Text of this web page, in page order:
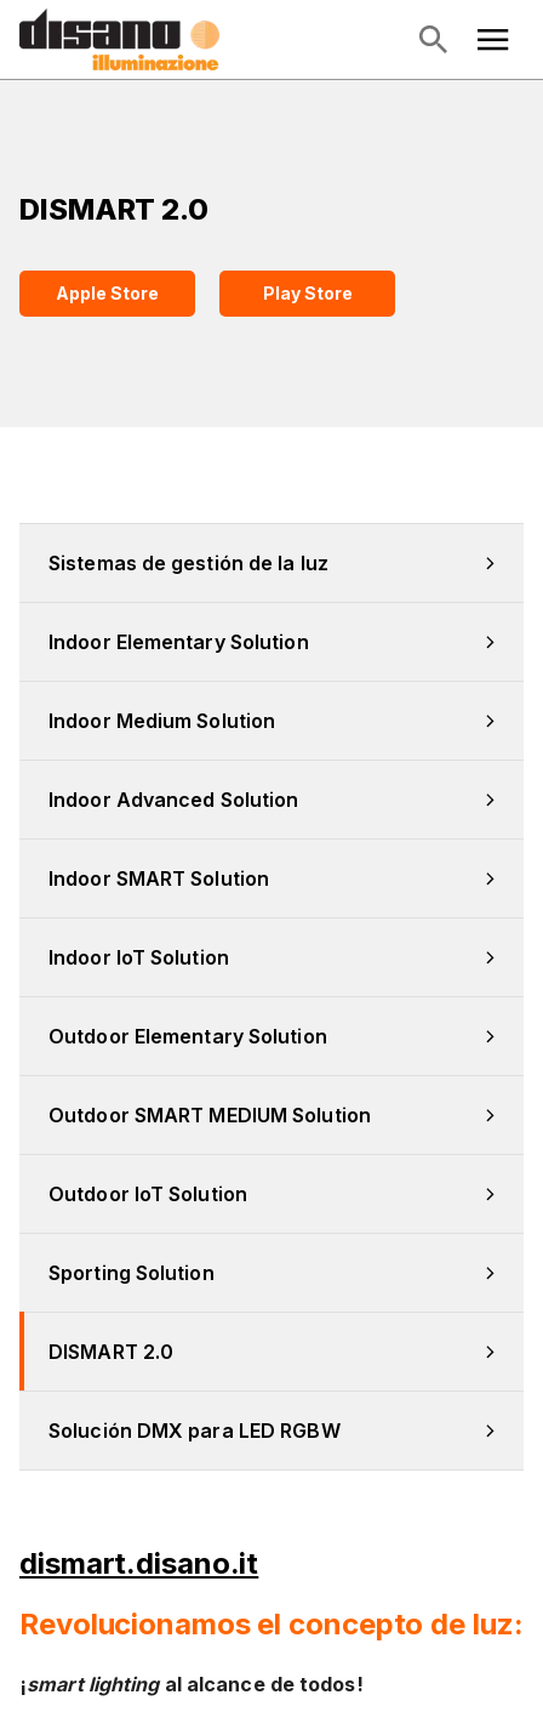
DISMART 2.0
Apple Store Play Store
Sistemas de gestión de la luz
Indoor Elementary Solution
Indoor Medium Solution
Indoor Advanced Solution
Indoor SMART Solution
Indoor IoT Solution
Outdoor Elementary Solution
Outdoor SMART MEDIUM Solution
Outdoor IoT Solution
Sporting Solution
DISMART 2.0
Solución DMX para LED RGBW
dismart.disano.it
Revolucionamos el concepto de luz:
¡smart lightingal alcance de todos!